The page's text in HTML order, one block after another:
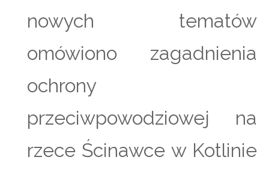
nowych tematów
omówiono zagadnienia
ochrony
przeciwpowodziowej na
rzece Ścinawce w Kotlinie